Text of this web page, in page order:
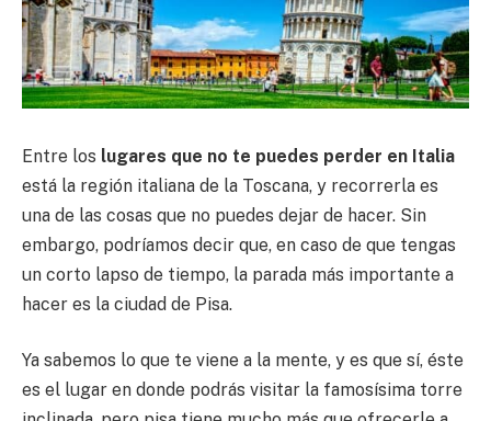
Entre los lugares que no te puedes perder en Italia
está la región italiana de la Toscana, y recorrerla es
una de las cosas que no puedes dejar de hacer. Sin
embargo, podríamos decir que, en caso de que tengas
un corto lapso de tiempo, la parada más importante a
hacer es la ciudad de Pisa.
Ya sabemos lo que te viene a la mente, y es que sí, éste
es el lugar en donde podrás visitar la famosísima torre